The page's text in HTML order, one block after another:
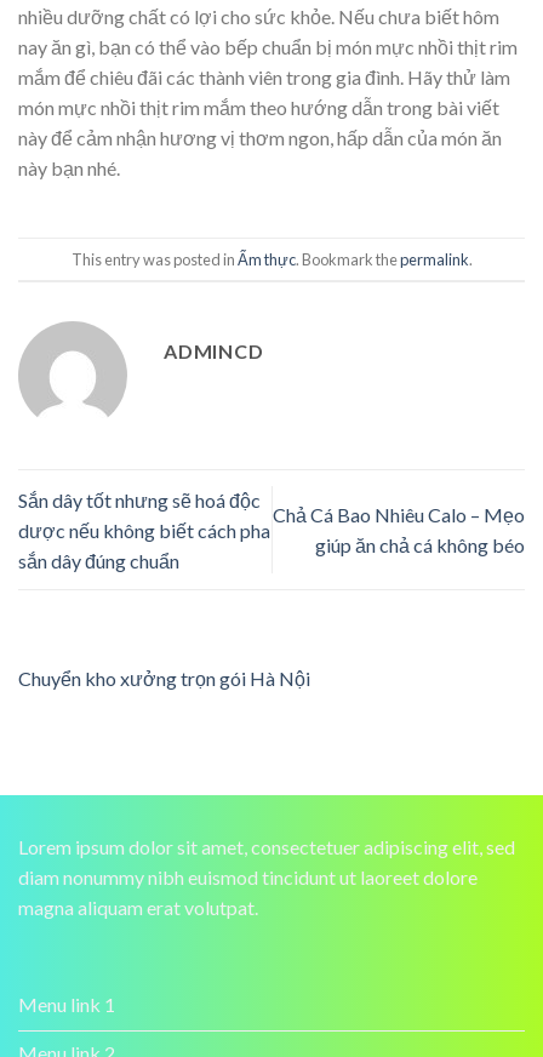
nhiều dưỡng chất có lợi cho sức khỏe. Nếu chưa biết hôm
nay ăn gì, bạn có thể vào bếp chuẩn bị món mực nhồi thịt rim
mắm để chiêu đãi các thành viên trong gia đình. Hãy thử làm
món mực nhồi thịt rim mắm theo hướng dẫn trong bài viết
này để cảm nhận hương vị thơm ngon, hấp dẫn của món ăn
này bạn nhé.
This entry was posted inẨm thực. Bookmark thepermalink.
ADMINCD
Sắn dây tốt nhưng sẽ hoá độc
dược nếu không biết cách pha
sắn dây đúng chuẩn
Chả Cá Bao Nhiêu Calo – Mẹo
giúp ăn chả cá không béo
Chuyển kho xưởng trọn gói Hà Nội
Lorem ipsum dolor sit amet, consectetuer adipiscing elit, sed
diam nonummy nibh euismod tincidunt ut laoreet dolore
magna aliquam erat volutpat.
Menu link 1